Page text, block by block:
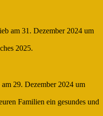
am 31. Dezember 2024 um
2025.
am 29. Dezember 2024 um
Familien ein gesundes und